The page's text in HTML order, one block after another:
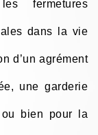
fermetures
dans la vie
d’un agrément
une garderie
ou bien pour la